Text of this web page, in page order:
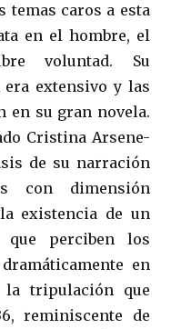
temas caros a esta
en el hombre, el
voluntad. Su
extensivo y las
en su gran novela.
Cristina Arsene-
de su narración
con dimensión
existencia de un
perciben los
en
la tripulación que
reminiscente de